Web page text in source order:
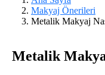
Makyaj Önerileri
Metalik Makyaj
Metalik